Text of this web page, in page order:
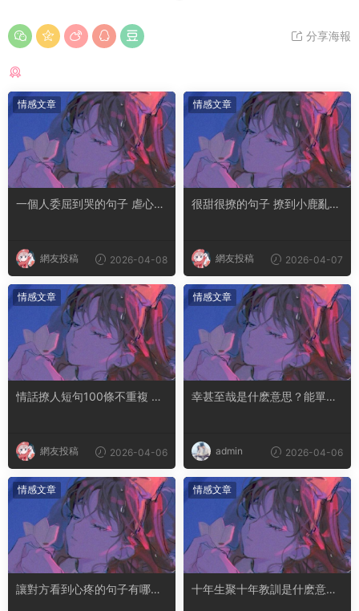
分享海報
情感文章
一個人委屈到哭的句子 虐心到
網友投稿 2026-04-08
情感文章
很甜很撩的句子 撩到小鹿亂撞
網友投稿 2026-04-07
情感文章
情話撩人短句100條不重複 土
網友投稿 2026-04-06
情感文章
幸甚至哉是什麽意思？能單獨
admin 2026-04-06
情感文章
讓對方看到心疼的句子有哪
情感文章
十年生聚十年教訓是什麽意思